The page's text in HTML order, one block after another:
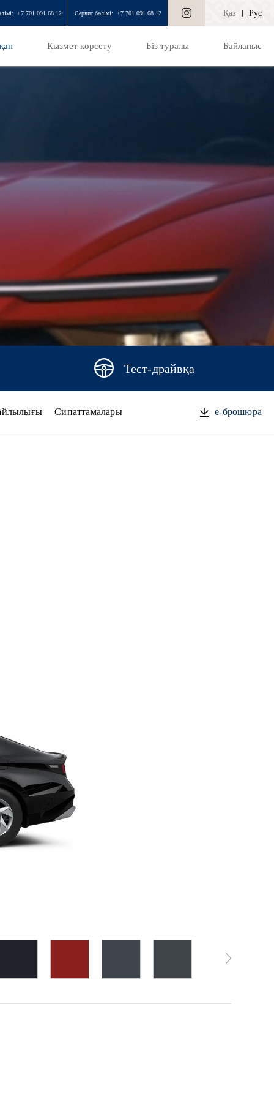
+7 701 091 68 12 Сервис бөлімі: +7 701 091 68 12 Қаз Рус
Қызмет көрсету Біз туралы Байланыс
Тест-драйвқа
Сипаттамалары e-брошюра